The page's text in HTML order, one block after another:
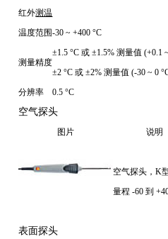
红外测温
温度范围-30 ~ +400 °C
测量精度
±1.5 °C 或 ±1.5% 测量值 (+0.1
±2 °C 或 ±2% 测量值 (-30 ~ 0
分辨率
0.5 °C
空气探头
图片 说明
空气探头，K
量程 -60 到
表面探头